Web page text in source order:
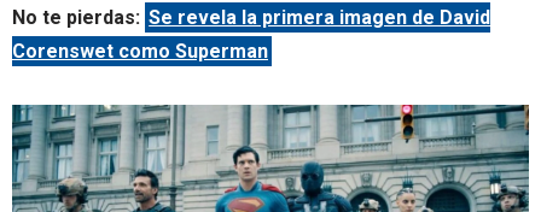
No te pierdas: Se revela la primera imagen de David
Corenswet como Superman